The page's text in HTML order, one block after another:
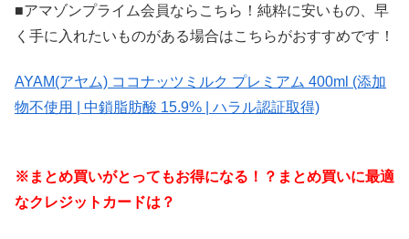
■アマゾンプライム会員ならこちら！純粋に安いもの、早
く手に入れたいものがある場合はこちらがおすすめです！
AYAM(アヤム) ココナッツミルク プレミアム 400ml (添加
物不使用 | 中鎖脂肪酸 15.9% | ハラル認証取得)
※まとめ買いがとってもお得になる！？まとめ買いに最適
なクレジットカードは？